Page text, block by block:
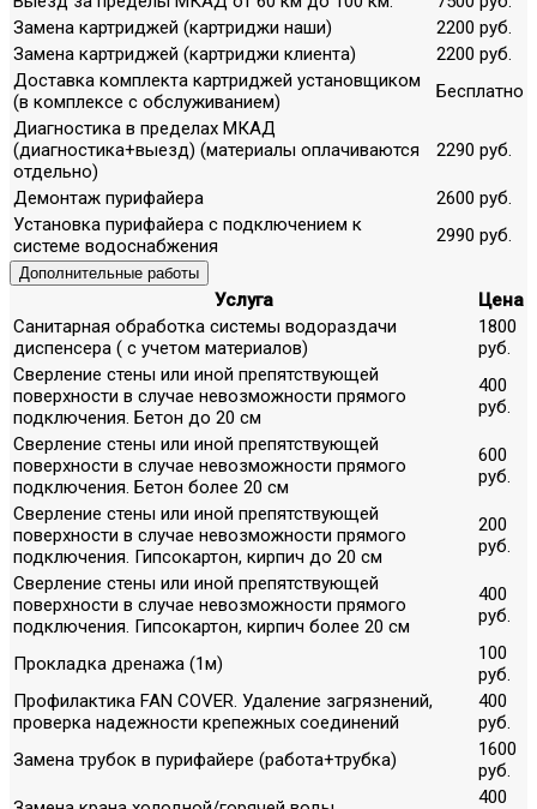
Замена картриджей (картриджи наши)
2200 руб.
Замена картриджей (картриджи клиента)
2200 руб.
Доставка комплекта картриджей установщиком
(в комплексе с обслуживанием)
Бесплатно
Диагностика в пределах МКАД
(диагностика+выезд) (материалы оплачиваются
отдельно)
2290 руб.
Демонтаж пурифайера
2600 руб.
Установка пурифайера с подключением к
системе водоснабжения
2990 руб.
Дополнительные работы
Услуга
Цена
Санитарная обработка системы водораздачи
диспенсера ( с учетом материалов)
1800
руб.
Сверление стены или иной препятствующей
поверхности в случае невозможности прямого
подключения. Бетон до 20 см
400
руб.
Сверление стены или иной препятствующей
поверхности в случае невозможности прямого
подключения. Бетон более 20 см
600
руб.
Сверление стены или иной препятствующей
поверхности в случае невозможности прямого
подключения. Гипсокартон, кирпич до 20 см
200
руб.
Сверление стены или иной препятствующей
поверхности в случае невозможности прямого
подключения. Гипсокартон, кирпич более 20 см
400
руб.
Прокладка дренажа (1м)
100
руб.
Профилактика FAN COVER. Удаление загрязнений,
проверка надежности крепежных соединений
400
руб.
Замена трубок в пурифайере (работа+трубка)
1600
руб.
400